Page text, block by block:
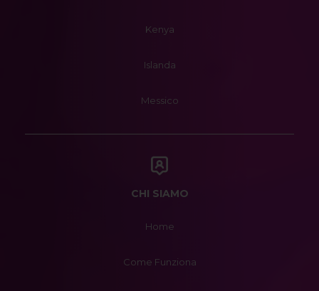
Kenya
Islanda
Messico
CHI SIAMO
Home
Come Funziona